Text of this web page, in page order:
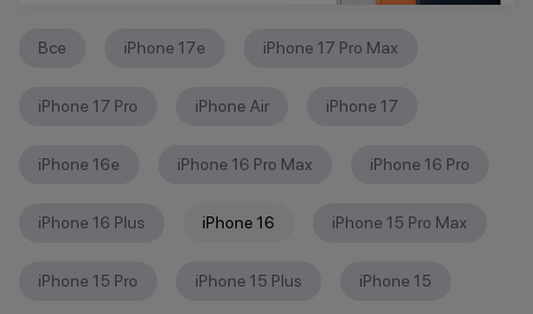
Все iPhone 17e iPhone 17 Pro Max
iPhone 17 Pro iPhone Air iPhone 17
iPhone 16е iPhone 16 Pro Max iPhone 16 Pro
iPhone 16 Plus iPhone 16 iPhone 15 Pro Max
iPhone 15 Pro iPhone 15 Plus iPhone 15